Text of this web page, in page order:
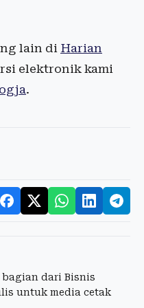
lain di Harian
elektronik kami
.
dari Bisnis
untuk media cetak